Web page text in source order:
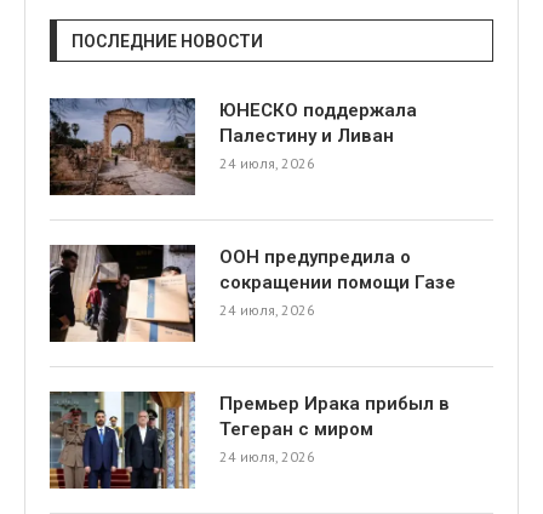
ПОСЛЕДНИЕ НОВОСТИ
ЮНЕСКО поддержала
Палестину и Ливан
24 июля, 2026
ООН предупредила о
сокращении помощи Газе
24 июля, 2026
Премьер Ирака прибыл в
Тегеран с миром
24 июля, 2026